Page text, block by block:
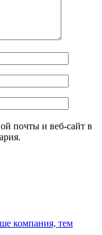
почты и веб-сайт в
компания, тем